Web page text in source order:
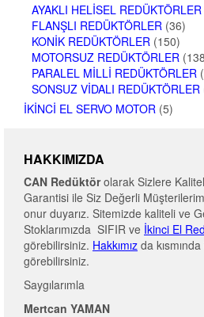
AYAKLI HELISEL REDÜKTÖRLER
FLANŞLI REDÜKTÖRLER (36)
KONIK REDÜKTÖRLER (150)
MOTORSUZ REDÜKTÖRLER
PARALEL MILLI REDÜKTÖRLER
SONSUZ VIDALI REDÜKTÖRLER
İKINCI EL SERVO MOTOR (5)
HAKKIMIZDA
CAN Redüktörolarak Sizlere
Garantisi ile Siz Değerli
onur duyarız. Sitemizde kaliteli ve
Stoklarımızda SIFIR ve İkinci El
görebilirsiniz. Hakkımız da kısmında
görebilirsiniz.
Saygılarımla
Mertcan YAMAN